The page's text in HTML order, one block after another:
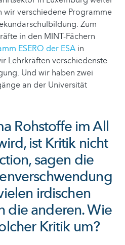
wir verschiedene Programme
Zum
in den MINT-Fächern
ESERO der ESA in
Lehrkräften verschiedenste
Und wir haben zwei
an der Universität
Rohstoffe im All
ist Kritik nicht
sagen die
irdischen
die anderen. Wie
Kritik um?